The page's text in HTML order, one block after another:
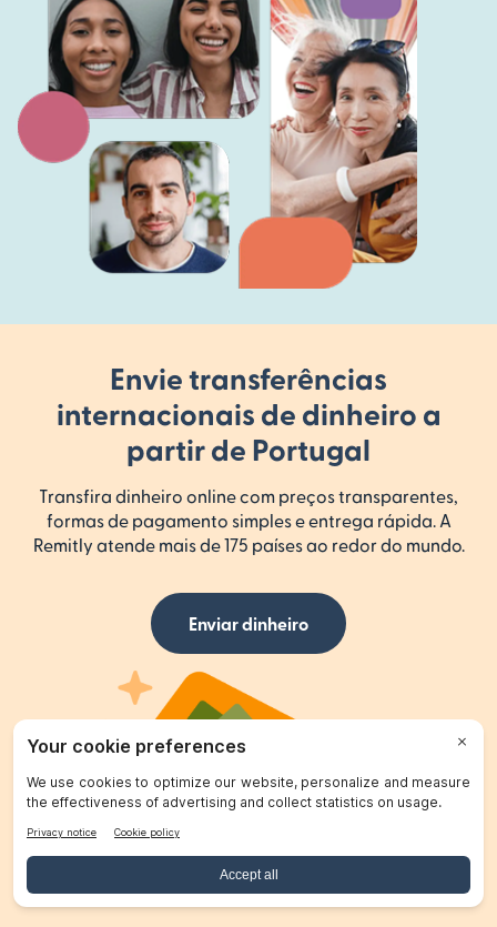
Envie transferências
internacionais de dinheiro a
partir de Portugal
Transfira dinheiro online com preços transparentes,
formas de pagamento simples e entrega rápida. A
Remitly atende mais de 175 países ao redor do mundo.
Enviar dinheiro